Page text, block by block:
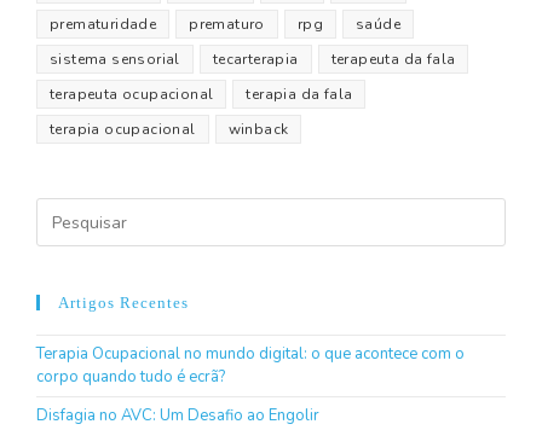
prematuridade
prematuro rpg
saúde
sistema sensorial
tecarterapia
terapeuta da fala
terapeuta ocupacional
terapia da fala
terapia ocupacional
winback
Artigos Recentes
Terapia Ocupacional no mundo digital: o que acontece com o
corpo quando tudo é ecrã?
Disfagia no AVC: Um Desafio ao Engolir